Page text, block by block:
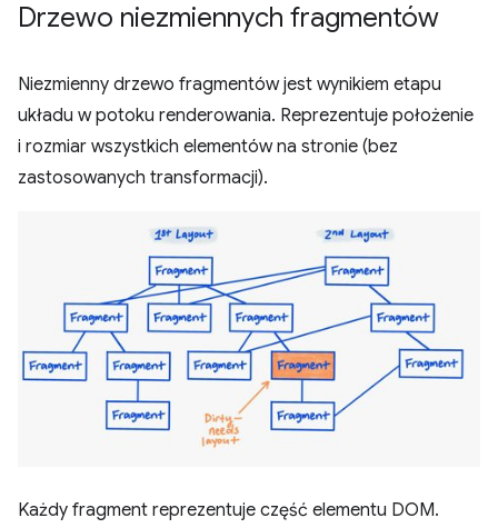
Drzewo niezmiennych fragmentów
Niezmienny drzewo fragmentów jest wynikiem etapu
układu w potoku renderowania. Reprezentuje położenie
i rozmiar wszystkich elementów na stronie (bez
zastosowanych transformacji).
Każdy fragment reprezentuje część elementu DOM.